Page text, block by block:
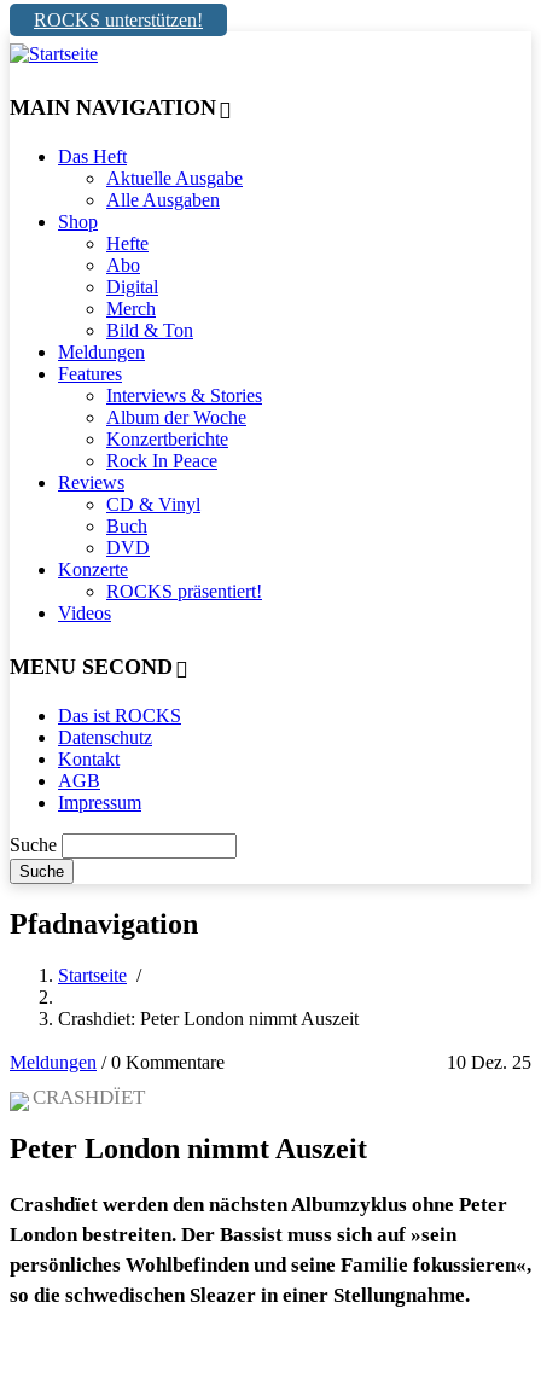
ROCKS unterstützen!
MAIN NAVIGATION
Das Heft
Aktuelle Ausgabe
Alle Ausgaben
Shop
Hefte
Abo
Digital
Merch
Bild & Ton
Meldungen
Features
Interviews & Stories
Album der Woche
Konzertberichte
Rock In Peace
Reviews
CD & Vinyl
Buch
DVD
Konzerte
ROCKS präsentiert!
Videos
MENU SECOND
Das ist ROCKS
Datenschutz
Kontakt
AGB
Impressum
Suche
Pfadnavigation
Startseite /
Crashdiet: Peter London nimmt Auszeit
Meldungen 10 Dez. 25
/0 Kommentare
CRASHDÏET
Peter London nimmt Auszeit
Crashdïet werden den nächsten Albumzyklus ohne Peter
London bestreiten. Der Bassist muss sich auf »sein
persönliches Wohlbefinden und seine Familie fokussieren«,
so die schwedischen Sleazer in einer Stellungnahme.